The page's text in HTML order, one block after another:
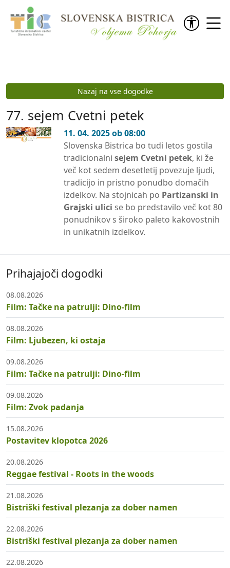
Preskoči na vsebino
Nazaj na vse dogodke
77. sejem Cvetni petek
11. 04. 2025 ob 08:00
Slovenska Bistrica bo tudi letos gostila
tradicionalni sejem Cvetni petek, ki že
več kot sedem desetletij povezuje ljudi,
tradicijo in pristno ponudbo domačih
izdelkov. Na stojnicah po Partizanski in
Grajski ulici se bo predstavilo več kot 80
ponudnikov s široko paleto kakovostnih
in unikatnih izdelkov.
Prihajajoči dogodki
08.08.2026
Film: Tačke na patrulji: Dino-film
08.08.2026
Film: Ljubezen, ki ostaja
09.08.2026
Film: Tačke na patrulji: Dino-film
09.08.2026
Film: Zvok padanja
15.08.2026
Postavitev klopotca 2026
20.08.2026
Reggae festival - Roots in the woods
21.08.2026
Bistriški festival plezanja za dober namen
22.08.2026
Bistriški festival plezanja za dober namen
22.08.2026